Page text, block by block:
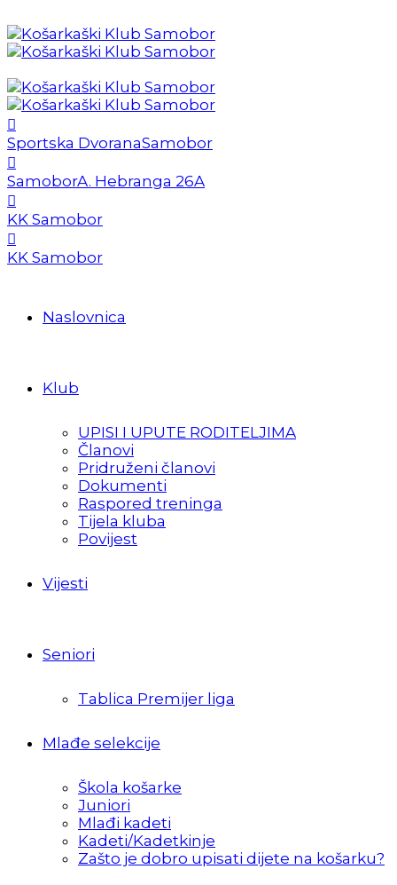
Sportska DvoranaSamobor
SamoborA. Hebranga 26A
KK Samobor
KK Samobor
Naslovnica
Klub
UPISI I UPUTE RODITELJIMA
Članovi
Pridruženi članovi
Dokumenti
Raspored treninga
Tijela kluba
Povijest
Vijesti
Seniori
Tablica Premijer liga
Mlađe selekcije
Škola košarke
Juniori
Mlađi kadeti
Kadeti/Kadetkinje
Zašto je dobro upisati dijete na košarku?